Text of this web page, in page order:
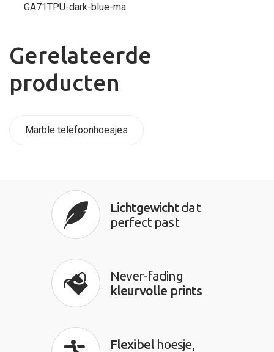
GA71TPU-dark-blue-ma
Gerelateerde
producten
Marble telefoonhoesjes
Lichtgewichtdat
perfect past
Never-fading
kleurvolle prints
Flexibelhoesje,